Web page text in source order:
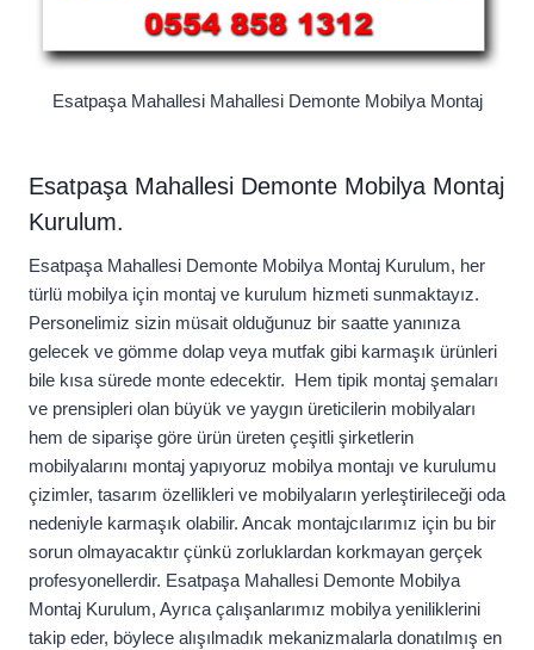
Esatpaşa Mahallesi Mahallesi Demonte Mobilya Montaj
Esatpaşa Mahallesi Demonte Mobilya Montaj
Kurulum.
Esatpaşa Mahallesi Demonte Mobilya Montaj Kurulum, her
türlü mobilya için montaj ve kurulum hizmeti sunmaktayız.
Personelimiz sizin müsait olduğunuz bir saatte yanınıza
gelecek ve gömme dolap veya mutfak gibi karmaşık ürünleri
bile kısa sürede monte edecektir. Hem tipik montaj şemaları
ve prensipleri olan büyük ve yaygın üreticilerin mobilyaları
hem de siparişe göre ürün üreten çeşitli şirketlerin
mobilyalarını montaj yapıyoruz mobilya montajı ve kurulumu
çizimler, tasarım özellikleri ve mobilyaların yerleştirileceği oda
nedeniyle karmaşık olabilir. Ancak montajcılarımız için bu bir
sorun olmayacaktır çünkü zorluklardan korkmayan gerçek
profesyonellerdir. Esatpaşa Mahallesi Demonte Mobilya
Montaj Kurulum, Ayrıca çalışanlarımız mobilya yeniliklerini
takip eder, böylece alışılmadık mekanizmalarla donatılmış en